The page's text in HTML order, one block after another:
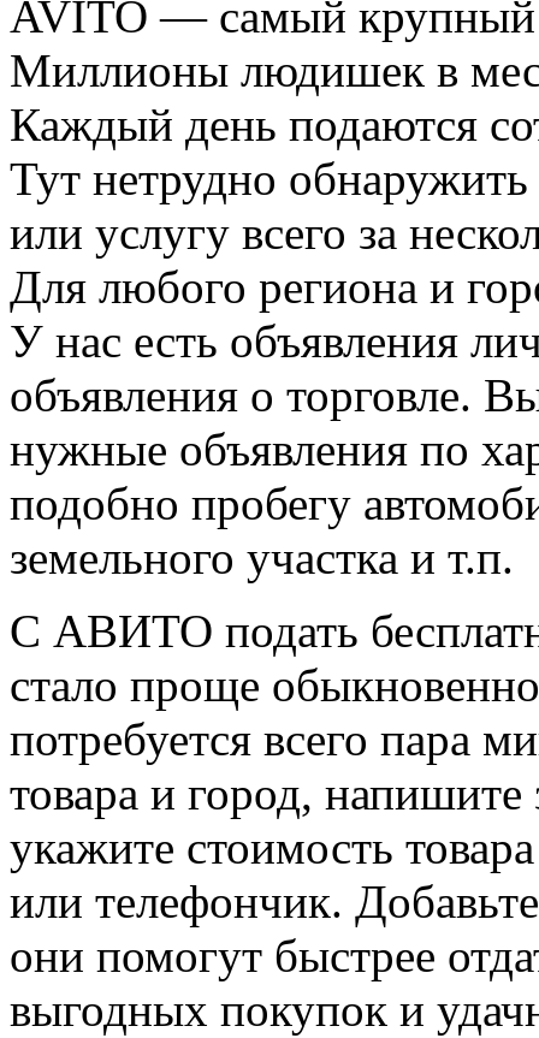
AVITO — самый крупный
Миллионы людишек в
Каждый день подаются
Тут нетрудно
или услугу всего за
Для любого региона и
У нас есть объявления
объявления о торговле.
нужные объявления по
подобно пробегу
земельного участка и т.п.
С АВИТО подать
стало проще
потребуется всего пара
товара и город, напишите
укажите стоимость
или телефончик.
они помогут быстрее
выгодных покупок и